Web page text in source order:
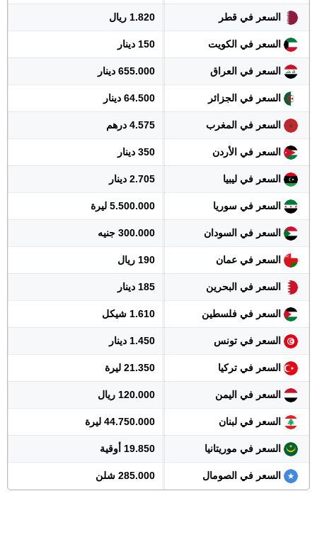
السعر في قطر 1.820 ريال
السعر في الكويت 150 دينار
السعر في العراق 655.000 دينار
السعر في الجزائر 64.500 دينار
السعر في المغرب 4.575 درهم
السعر في الأردن 350 دينار
السعر في ليبيا 2.705 دينار
السعر في سوريا 5.500.000 ليرة
السعر في السودان 300.000 جنيه
السعر في عمان 190 ريال
السعر في البحرين 185 دينار
السعر في فلسطين 1.610 شيكل
السعر في تونس 1.450 دينار
السعر في تركيا 21.350 ليرة
السعر في اليمن 120.000 ريال
السعر في لبنان 44.750.000 ليرة
السعر في موريتانيا 19.850 أوقية
السعر في الصومال 285.000 شلن